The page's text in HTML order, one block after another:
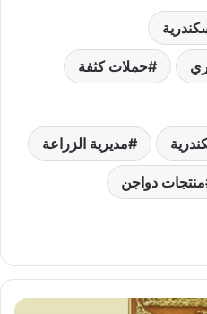
حملات كثفة
مديرية الزراعة
منتجات دواجن